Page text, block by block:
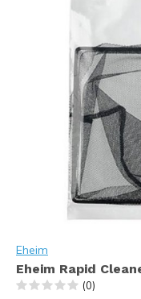
Eheim
Eheim Rapid
(0)